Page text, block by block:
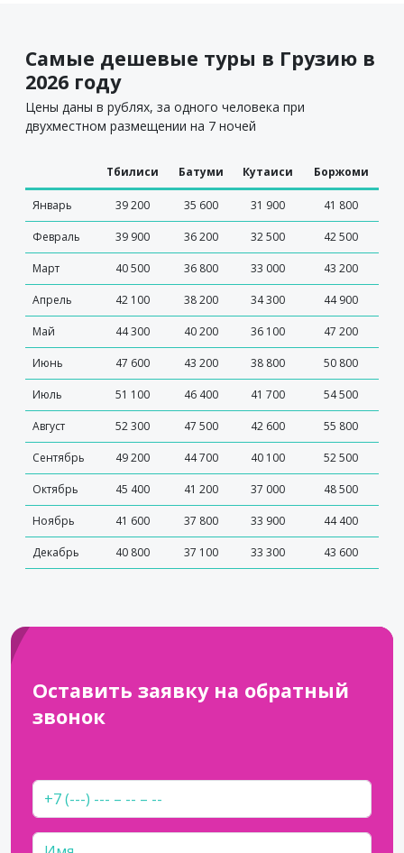
Самые дешевые туры в Грузию в
2026 году
Цены даны в рублях, за одного человека при
двухместном размещении на 7 ночей
Тбилиси Батуми Кутаиси Боржоми
Январь 39 200 35 600 31 900 41 800
Февраль 39 900 36 200 32 500 42 500
Март 40 500 36 800 33 000 43 200
Апрель 42 100 38 200 34 300 44 900
Май 44 300 40 200 36 100 47 200
Июнь 47 600 43 200 38 800 50 800
Июль 51 100 46 400 41 700 54 500
Август 52 300 47 500 42 600 55 800
Сентябрь 49 200 44 700 40 100 52 500
Октябрь 45 400 41 200 37 000 48 500
Ноябрь 41 600 37 800 33 900 44 400
Декабрь 40 800 37 100 33 300 43 600
Оставить заявку на обратный
звонок